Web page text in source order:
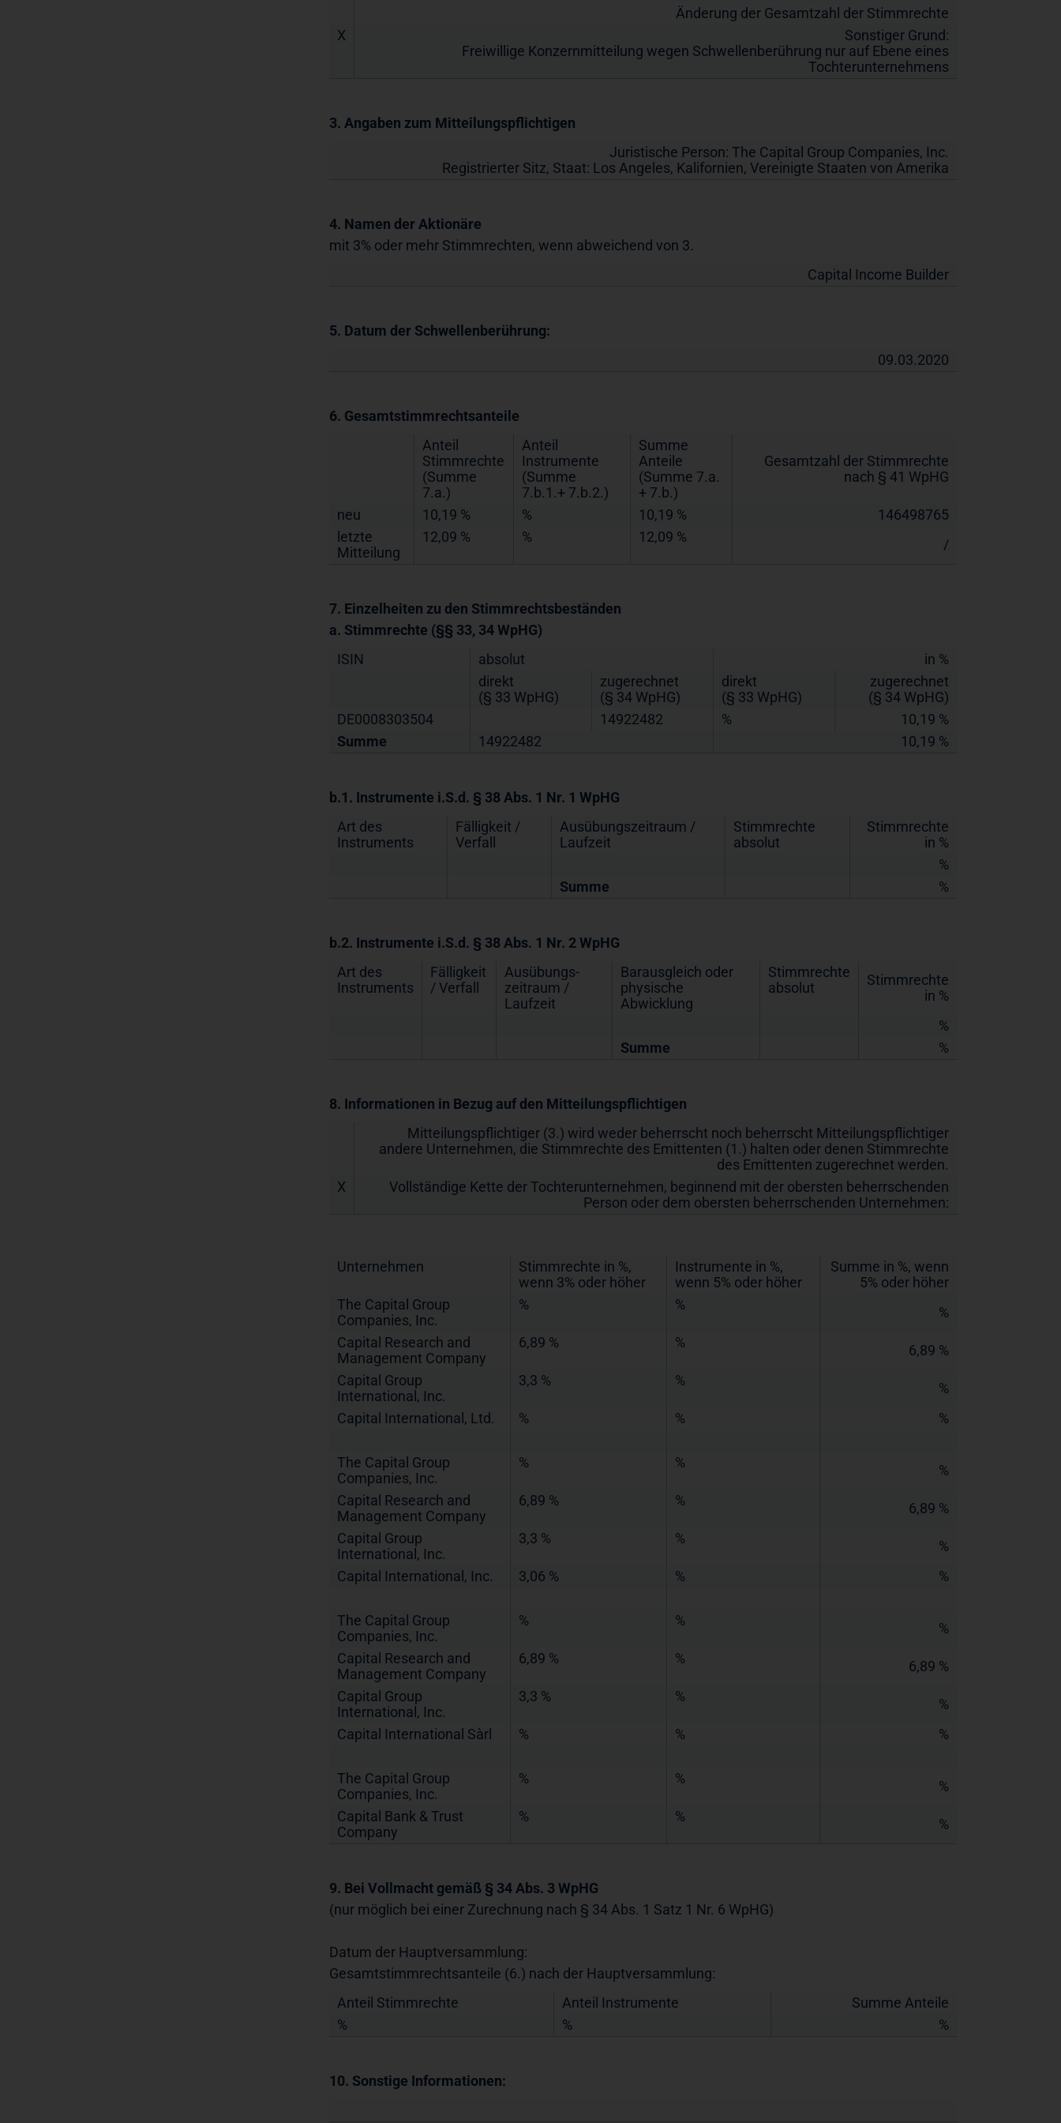
Änderung der Gesamtzahl der Stimmrechte
X
Sonstiger Grund:
Freiwillige Konzernmitteilung wegen Schwellenberührung nur auf Ebene eines
Tochterunternehmens
3. Angaben zum Mitteilungspflichtigen
Juristische Person: The Capital Group Companies, Inc.
Registrierter Sitz, Staat: Los Angeles, Kalifornien, Vereinigte Staaten von Amerika
4. Namen der Aktionäre
mit 3% oder mehr Stimmrechten, wenn abweichend von 3.
Capital Income Builder
5. Datum der Schwellenberührung:
09.03.2020
6. Gesamtstimmrechtsanteile
Anteil
Stimmrechte
(Summe
7.a.)
Anteil
Instrumente
(Summe
7.b.1.+ 7.b.2.)
Summe
Anteile
(Summe 7.a.
+ 7.b.)
Gesamtzahl der Stimmrechte
nach § 41 WpHG
neu 10,19 % % 10,19 %
146498765
letzte
Mitteilung
12,09 % % 12,09 % /
7. Einzelheiten zu den Stimmrechtsbeständen
a. Stimmrechte (§§ 33, 34 WpHG)
ISIN
absolut
in %
direkt
(§ 33 WpHG)
zugerechnet
(§ 34 WpHG)
direkt
(§ 33 WpHG)
zugerechnet
(§ 34 WpHG)
DE0008303504
14922482 %
10,19 %
Summe
14922482 10,19 %
b.1. Instrumente i.S.d. § 38 Abs. 1 Nr. 1 WpHG
Art des
Instruments
Fälligkeit /
Verfall
Ausübungs­zeitraum /
Laufzeit
Stimmrechte
absolut
Stimmrechte
in %
%
Summe
%
b.2. Instrumente i.S.d. § 38 Abs. 1 Nr. 2 WpHG
Art des
Instruments
Fälligkeit
/ Verfall
Ausübungs­
zeitraum /
Laufzeit
Barausgleich oder
physische
Abwicklung
Stimmrechte
absolut
Stimmrechte
in %
%
Summe
%
8. Informationen in Bezug auf den Mitteilungspflichtigen
Mitteilungspflichtiger (3.) wird weder beherrscht noch beherrscht Mitteilungspflichtiger
andere Unternehmen, die Stimmrechte des Emittenten (1.) halten oder denen Stimmrechte
des Emittenten zugerechnet werden.
X
Vollständige Kette der Tochterunternehmen, beginnend mit der obersten beherrschenden
Person oder dem obersten beherrschenden Unternehmen:
Unternehmen
Stimmrechte in %,
wenn 3% oder höher
Instrumente in %,
wenn 5% oder höher
Summe in %, wenn
5% oder höher
The Capital Group
Companies, Inc.
% %
%
Capital Research and
Management Company
6,89 % %
6,89 %
Capital Group
International, Inc.
3,3 % %
%
Capital International, Ltd.
% % %
The Capital Group
Companies, Inc.
% %
%
Capital Research and
Management Company
6,89 % %
6,89 %
Capital Group
International, Inc.
3,3 % %
%
Capital International, Inc.
3,06 % % %
The Capital Group
Companies, Inc.
% %
%
Capital Research and
Management Company
6,89 % %
6,89 %
Capital Group
International, Inc.
3,3 % %
%
Capital International Sàrl
% % %
The Capital Group
Companies, Inc.
% %
%
Capital Bank & Trust
Company
% % %
9. Bei Vollmacht gemäß § 34 Abs. 3 WpHG
(nur möglich bei einer Zurechnung nach § 34 Abs. 1 Satz 1 Nr. 6 WpHG)
Datum der Hauptversammlung:
Gesamtstimmrechtsanteile (6.) nach der Hauptversammlung:
Anteil Stimmrechte
Anteil Instrumente
Summe Anteile
%
% %
10. Sonstige Informationen: